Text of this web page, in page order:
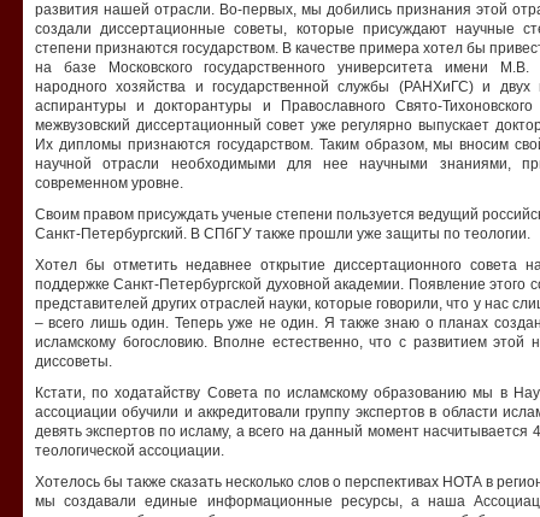
развития нашей отрасли. Во-первых, мы добились признания этой
создали диссертационные советы, которые присуждают научные
степени признаются государством. В качестве примера хотел бы
на базе Московского государственного университета имени М.В.
народного хозяйства и государственной службы (РАНХиГС) и
аспирантуры и докторантуры и Православного Свято-
межвузовский диссертационный совет уже регулярно выпускает
Их дипломы признаются государством. Таким образом, мы вносим
научной отрасли необходимыми для нее научными знаниями,
современном уровне.
Своим правом присуждать ученые степени пользуется ведущий
Санкт-Петербургский. В СПбГУ также прошли уже защиты по теологии.
Хотел бы отметить недавнее открытие диссертационного
поддержке Санкт-Петербургской духовной академии. Появление этого
представителей других отраслей науки, которые говорили, что у нас
– всего лишь один. Теперь уже не один. Я также знаю о планах
исламскому богословию. Вполне естественно, что с развитием этой
диссоветы.
Кстати, по ходатайству Совета по исламскому образованию мы в
ассоциации обучили и аккредитовали группу экспертов в области
девять экспертов по исламу, а всего на данный момент насчитывается
теологической ассоциации.
Хотелось бы также сказать несколько слов о перспективах НОТА в
мы создавали единые информационные ресурсы, а наша